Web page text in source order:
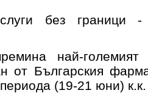
без граници -
най-големият
от Българския
(19-21 юни)